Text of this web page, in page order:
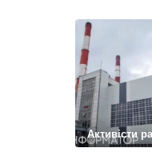
пошкоджених
потреби Плану
понад 10 млрд
Поділитися у
Активісти